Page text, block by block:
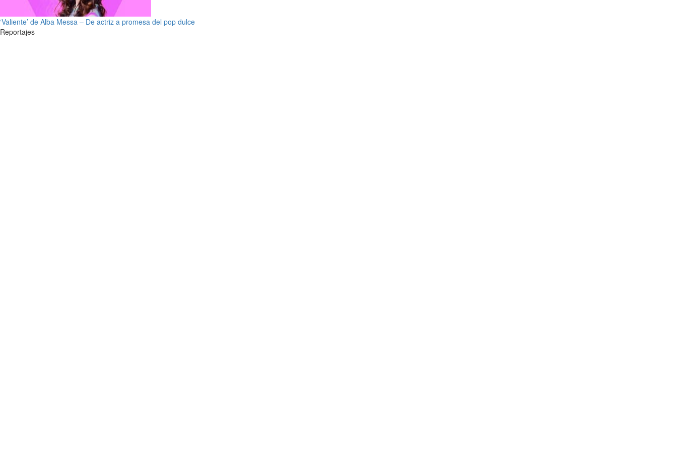
‘Valiente’ de Alba Messa – De actriz a promesa del pop dulce
Reportajes